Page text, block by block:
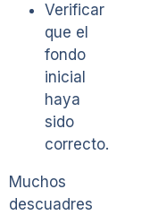
Verificar
que el
fondo
inicial
haya
sido
correcto.
Muchos
descuadres